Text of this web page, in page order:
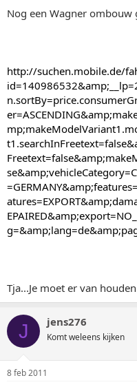
Nog een Wagner ombouw
http://suchen.mobile.de/
Tja...Je moet er van
J jens276
Komt weleens kijken
8 feb 2011